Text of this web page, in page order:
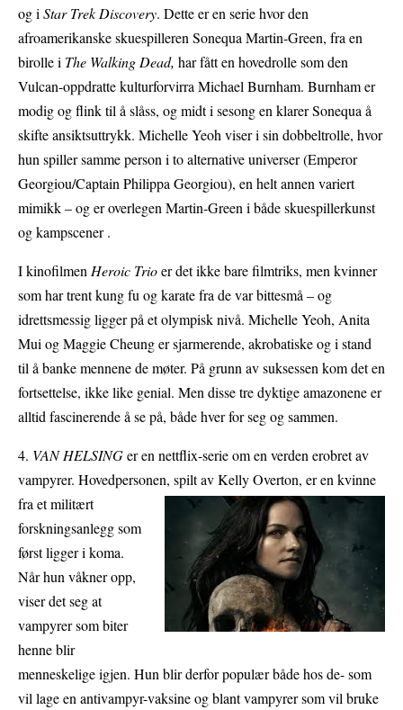
og i Star Trek Discovery. Dette er en serie hvor den
afroamerikanske skuespilleren Sonequa Martin-Green, fra en
birolle i The Walking Dead, har fått en hovedrolle som den
Vulcan-oppdratte kulturforvirra Michael Burnham. Burnham er
modig og flink til å slåss, og midt i sesong en klarer Sonequa å
skifte ansiktsuttrykk. Michelle Yeoh viser i sin dobbeltrolle, hvor
hun spiller samme person i to alternative universer (Emperor
Georgiou/Captain Philippa Georgiou), en helt annen variert
mimikk – og er overlegen Martin-Green i både skuespillerkunst
og kampscener .
I kinofilmen Heroic Trioer det ikke bare filmtriks, men kvinner
som har trent kung fu og karate fra de var bittesmå – og
idrettsmessig ligger på et olympisk nivå. Michelle Yeoh, Anita
Mui og Maggie Cheung er sjarmerende, akrobatiske og i stand
til å banke mennene de møter. På grunn av suksessen kom det en
fortsettelse, ikke like genial. Men disse tre dyktige amazonene er
alltid fascinerende å se på, både hver for seg og sammen.
4. VAN HELSINGer en nettflix-serie om en verden erobret av
vampyrer. Hovedpersonen, spilt av Kelly Overton, er en kvinne
fra et militært
forskningsanlegg som
først ligger i koma.
Når hun våkner opp,
viser det seg at
vampyrer som biter
henne blir
menneskelige igjen. Hun blir derfor populær både hos de- som
vil lage en antivampyr-vaksine og blant vampyrer som vil bruke